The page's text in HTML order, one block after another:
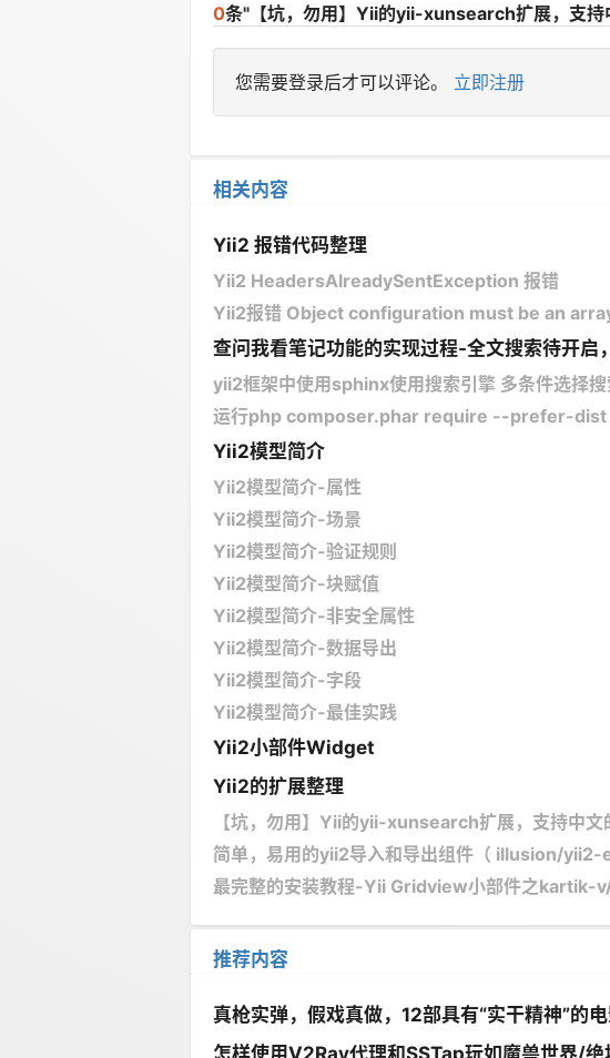
0条"【坑，勿用】Yii的yii-xunsearch扩展，支持
您需要登录后才可以评论。 立即注册
相关内容
Yii2 报错代码整理
Yii2 HeadersAlreadySentException 报错
Yii2报错 Object configuration must be an
查问我看笔记功能的实现过程-全文搜索待开
yii2框架中使用sphinx使用搜索引擎 多条件选择搜
运行php composer.phar require --prefer-
Yii2模型简介
Yii2模型简介-属性
Yii2模型简介-场景
Yii2模型简介-验证规则
Yii2模型简介-块赋值
Yii2模型简介-非安全属性
Yii2模型简介-数据导出
Yii2模型简介-字段
Yii2模型简介-最佳实践
Yii2小部件Widget
Yii2的扩展整理
【坑，勿用】Yii的yii-xunsearch扩展，支持中
简单，易用的yii2导入和导出组件（ illusion/yii2-
最完整的安装教程-Yii Gridview小部件之kartik-
推荐内容
真枪实弹，假戏真做，12部具有“实干精神”的电
怎样使用V2Ray代理和SSTap玩如魔兽世界/